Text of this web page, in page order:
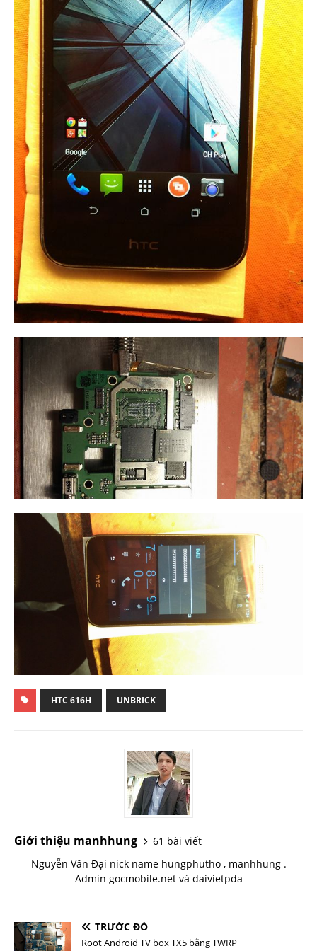
HTC 616H UNBRICK
Giới thiệu manhhung
61 bài viết
Nguyễn Văn Đại nick name hungphutho , manhhung .
Admin gocmobile.net và daivietpda
TRƯỚC ĐÓ
Root Android TV box TX5 bằng TWRP